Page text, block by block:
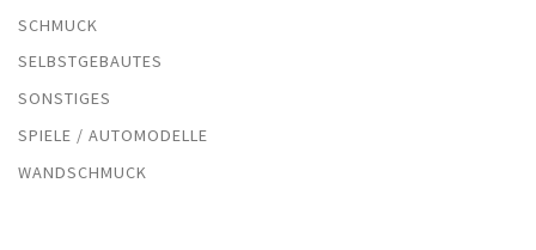
SCHMUCK
SELBSTGEBAUTES
SONSTIGES
SPIELE / AUTOMODELLE
WANDSCHMUCK